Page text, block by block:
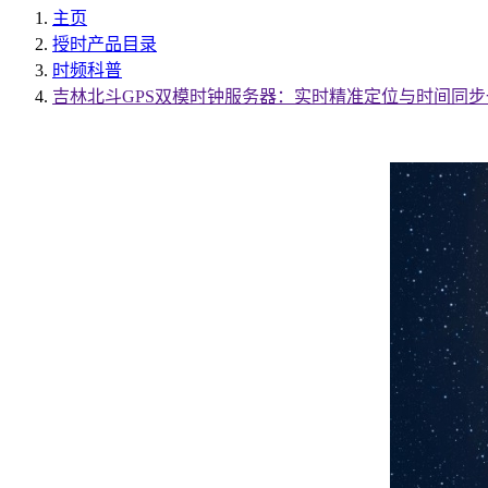
主页
授时产品目录
时频科普
吉林北斗GPS双模时钟服务器：实时精准定位与时间同